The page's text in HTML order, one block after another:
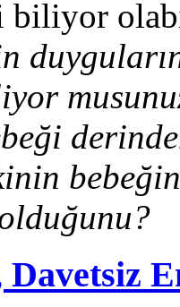
biliyor
Davetsiz